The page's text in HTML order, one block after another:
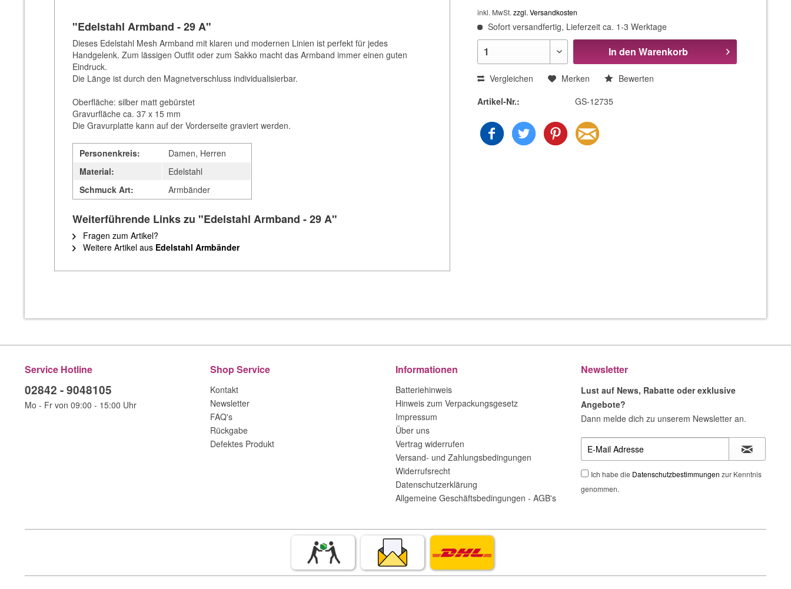
"Edelstahl Armband - 29 A"
Dieses Edelstahl Mesh Armband mit klaren und modernen Linien ist perfekt für jedes
Handgelenk. Zum lässigen Outfit oder zum Sakko macht das Armband immer einen guten
Eindruck.
Die Länge ist durch den Magnetverschluss individualisierbar.
Oberfläche: silber matt gebürstet
Gravurfläche ca. 37 x 15 mm
Die Gravurplatte kann auf der Vorderseite graviert werden.
Personenkreis:
Damen, Herren
Material:
Edelstahl
Schmuck Art:
Armbänder
Weiterführende Links zu "Edelstahl Armband - 29 A"
Fragen zum Artikel?
Weitere Artikel aus Edelstahl Armbänder
inkl. MwSt.zzgl. Versandkosten
Sofort versandfertig, Lieferzeit ca. 1-3 Werktage
In den Warenkorb
Vergleichen Merken
Bewerten
Artikel-Nr.:
GS-12735
Service Hotline
02842 - 9048105
Mo - Fr von 09:00 - 15:00 Uhr
Shop Service
Kontakt
Newsletter
FAQ's
Rückgabe
Defektes Produkt
Informationen
Batteriehinweis
Hinweis zum Verpackungsgesetz
Impressum
Über uns
Vertrag widerrufen
Versand- und Zahlungsbedingungen
Widerrufsrecht
Datenschutzerklärung
Allgemeine Geschäftsbedingungen - AGB's
Newsletter
Lust auf News, Rabatte oder exklusive
Angebote?
Dann melde dich zu unserem Newsletter an.
Ich habe die Datenschutzbestimmungen zur Kenntnis
genommen.